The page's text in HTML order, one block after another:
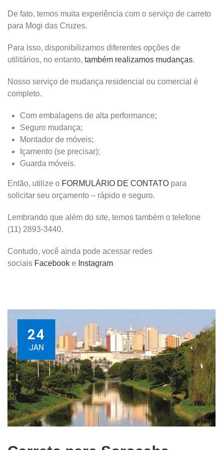
De fato, temos muita experiência com o serviço de carreto
para Mogi das Cruzes.
Para isso, disponibilizamos diferentes opções de
utilitários, no entanto, também realizamos mudanças.
Nosso serviço de mudança residencial ou comercial é
completo.
Com embalagens de alta performance;
Seguro mudança;
Montador de móveis;
Içamento (se precisar);
Guarda móveis.
Então, utilize o FORMULÁRIO DE CONTATO para
solicitar seu orçamento – rápido e seguro.
Lembrando que além do site, temos também o telefone
(11) 2893-3440.
Contudo, você ainda pode acessar redes
sociais Facebook e Instagram
24
JAN